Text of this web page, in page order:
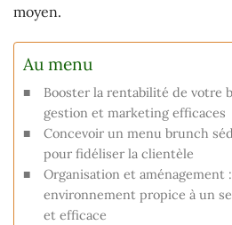
moyen.
Au menu
Booster la rentabilité de votre
gestion et marketing efficaces
Concevoir un menu brunch
pour fidéliser la clientèle
Organisation et aménagement
environnement propice à un
et efficace